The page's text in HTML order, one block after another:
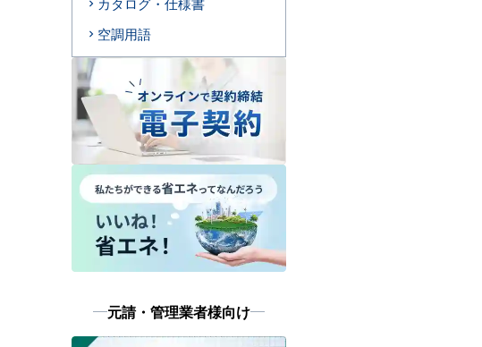
空調用語
元請・管理業者様向け